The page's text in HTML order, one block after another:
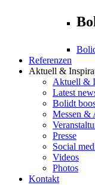
Referenzen
Aktuell &
Aktuell &
Latest
Bolidt
Messen &
Presse
Social
Videos
Photos
Kontakt